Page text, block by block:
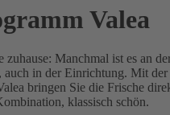
Valea
zuhause: Manchmal ist es an
auch in der Einrichtung. Mit der
bringen Sie die Frische
klassisch schön.